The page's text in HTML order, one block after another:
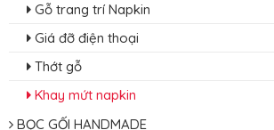
Gỗ trang trí Napkin
Giá đỡ điện thoại
Thớt gỗ
Khay mứt napkin
BỌC GỐI HANDMADE